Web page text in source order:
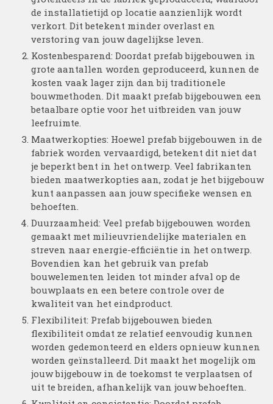
de installatietijd op locatie aanzienlijk wordt
verkort. Dit betekent minder overlast en
verstoring van jouw dagelijkse leven.
Kostenbesparend: Doordat prefab bijgebouwen in
grote aantallen worden geproduceerd, kunnen de
kosten vaak lager zijn dan bij traditionele
bouwmethoden. Dit maakt prefab bijgebouwen een
betaalbare optie voor het uitbreiden van jouw
leefruimte.
Maatwerkopties: Hoewel prefab bijgebouwen in de
fabriek worden vervaardigd, betekent dit niet dat
je beperkt bent in het ontwerp. Veel fabrikanten
bieden maatwerkopties aan, zodat je het bijgebouw
kunt aanpassen aan jouw specifieke wensen en
behoeften.
Duurzaamheid: Veel prefab bijgebouwen worden
gemaakt met milieuvriendelijke materialen en
streven naar energie-efficiëntie in het ontwerp.
Bovendien kan het gebruik van prefab
bouwelementen leiden tot minder afval op de
bouwplaats en een betere controle over de
kwaliteit van het eindproduct.
Flexibiliteit: Prefab bijgebouwen bieden
flexibiliteit omdat ze relatief eenvoudig kunnen
worden gedemonteerd en elders opnieuw kunnen
worden geïnstalleerd. Dit maakt het mogelijk om
jouw bijgebouw in de toekomst te verplaatsen of
uit te breiden, afhankelijk van jouw behoeften.